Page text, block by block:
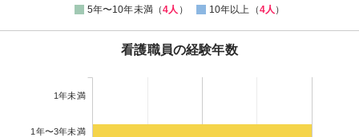
5年〜10年未満（4人 ） 10年以上（4人 ）
看護職員の経験年数
1年未満
1年〜3年未満